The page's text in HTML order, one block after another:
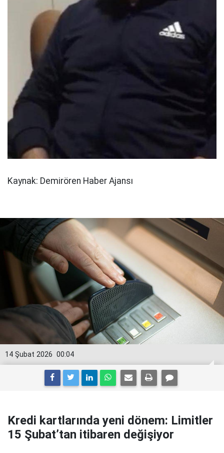
Kaynak: Demirören Haber Ajansı
00:04
14 Şubat 2026
Kredi kartlarında yeni dönem: Limitler
15 Şubat’tan itibaren değişiyor